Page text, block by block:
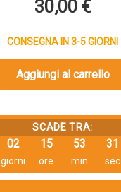
30,00 €
CONSEGNA IN 3-5 GIORNI
Aggiungi al carrello
SCADE TRA:
02
giorni
15
ore
53
min
31
sec